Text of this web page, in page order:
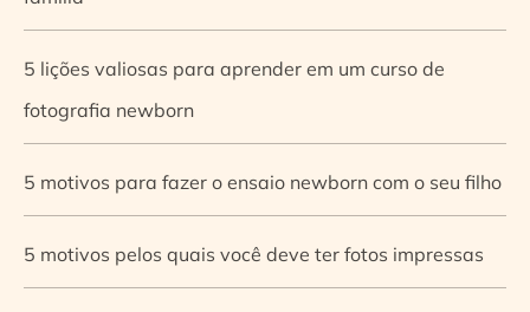
5 lições valiosas para aprender em um curso de
fotografia newborn
5 motivos para fazer o ensaio newborn com o seu filho
5 motivos pelos quais você deve ter fotos impressas